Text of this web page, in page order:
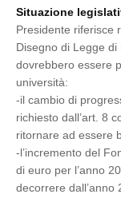
Situazione
Presidente riferisce
Disegno di Legge
dovrebbero essere
università:
-il cambio di
richiesto dall’art. 8
ritornare ad essere
-l’incremento del
di euro per l’anno
decorrere dall’anno